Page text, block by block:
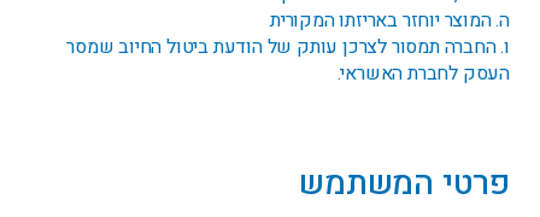
ה. המוצר יוחזר באריזתו המקורית
ו. החברה תמסור לצרכן עותק של הודעת ביטול החיוב שמסר
העסק לחברת האשראי.
פרטי המשתמש